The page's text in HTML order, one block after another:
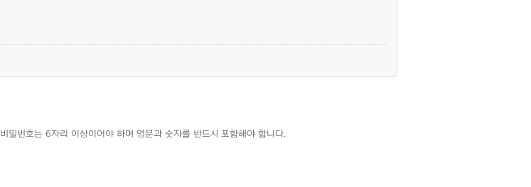
비밀번호는 6자리 이상이어야 하며 영문과 숫자를 반드시 포함해야 합니다.